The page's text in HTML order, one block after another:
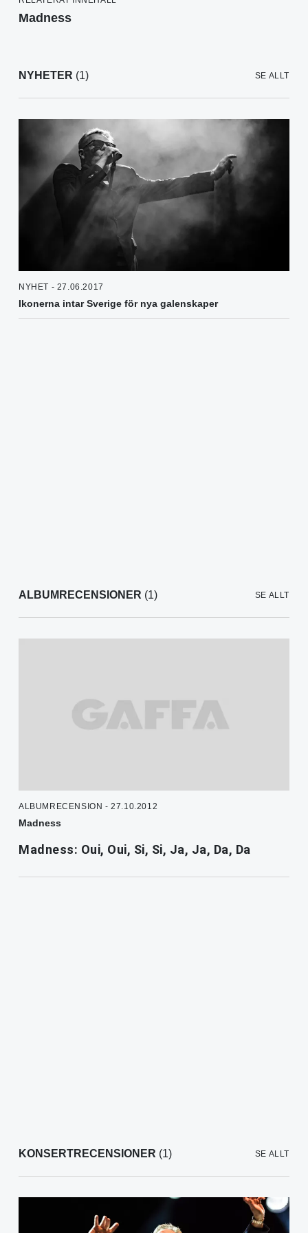
Madness
NYHETER (1) SE ALLT
NYHET - 27.06.2017
Ikonerna intar Sverige för nya galenskaper
ALBUMRECENSIONER (1) SE ALLT
ALBUMRECENSION - 27.10.2012
Madness
Madness: Oui, Oui, Si, Si, Ja, Ja, Da, Da
KONSERTRECENSIONER (1) SE ALLT